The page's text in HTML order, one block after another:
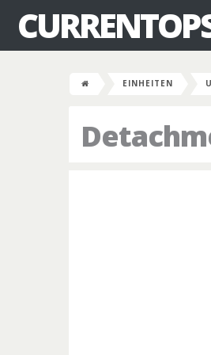
EINHEITEN